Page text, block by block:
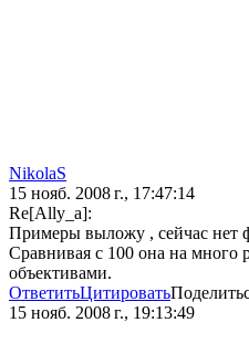
NikolaS
15 нояб. 2008 г., 17:47:14
Re[Ally_a]:
Примеры выложу , сейчас нет
Сравнивая с 100 она на много
объективами.
ОтветитьЦитировать
15 нояб. 2008 г., 19:13:49